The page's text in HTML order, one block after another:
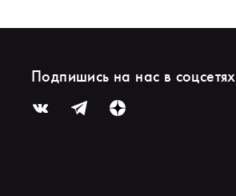
Подпишись на нас в соцсетях